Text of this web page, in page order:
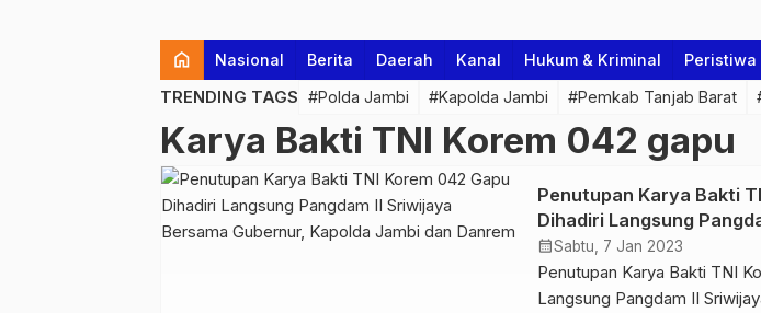
home Nasional Berita Daerah Kanal Hukum & Kriminal Peristiwa
TRENDING TAGS #Polda Jambi #Kapolda Jambi #Pemkab Tanjab Barat
Karya Bakti TNI Korem 042 gapu
Penutupan Karya Bakti
Dihadiri Langsung
Bersama Gubernur,
Danrem
calendar_monthSabtu, 7 Jan 2023
Penutupan Karya Bakti TNI
Langsung Pangdam II